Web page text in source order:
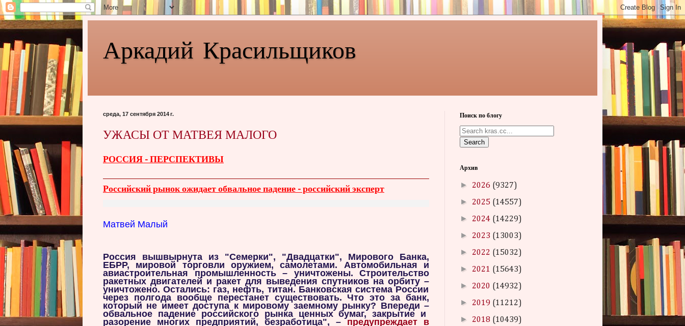
Аркадий Красильщиков
среда, 17 сентября 2014 г.
УЖАСЫ ОТ МАТВЕЯ МАЛОГО
РОССИЯ - ПЕРСПЕКТИВЫ
Российский рынок ожидает обвальное падение - российский эксперт
Матвей Малый
Россия вышвырнута из "Семерки", "Двадцатки", Мирового Банка,
ЕБРР, мировой торговли оружием, самолетами. Автомобильная и
авиастроительная промышленность – уничтожены. Строительство
ракетных двигателей и ракет для выведения спутников на орбиту –
уничтожено. Остались: газ, нефть, титан. Банковская система России
через полгода вообще перестанет существовать. Что это за банк,
который не имеет доступа к мировому заемному рынку? Впереди –
обвальное падение российского рынка ценных бумаг, закрытие и
разорение многих предприятий, безработица", –предупреждает в
Поиск по блогу
Search
Архив
► 2026 (9327)
► 2025 (14557)
► 2024 (14229)
► 2023 (13003)
► 2022 (15032)
► 2021 (15643)
► 2020 (14932)
► 2019 (11212)
► 2018 (10439)